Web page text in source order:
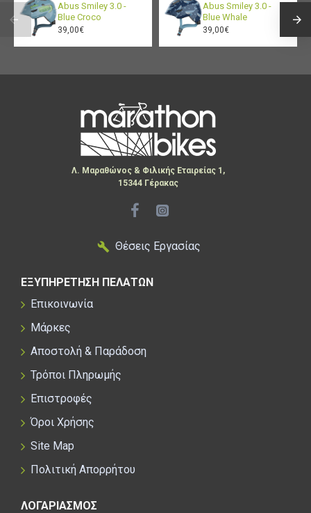
Abus Smiley 3.0 -
Blue Croco
39,00€
Abus Smiley 3.0 -
Blue Whale
39,00€
Λ. Μαραθώνος & Φιλικής Εταιρείας 1,
15344 Γέρακας
Θέσεις Εργασίας
ΕΞΥΠΗΡΕΤΗΣΗ ΠΕΛΑΤΩΝ
Επικοινωνία
Μάρκες
Αποστολή & Παράδοση
Τρόποι Πληρωμής
Επιστροφές
Όροι Χρήσης
Site Map
Πολιτική Απορρήτου
ΛΟΓΑΡΙΑΣΜΟΣ